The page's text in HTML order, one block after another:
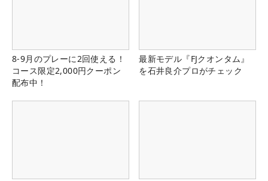
8-9月のプレーに2回使える！
コース限定2,000円クーポン
配布中！
最新モデル『FJクオンタム』
を石井良介プロがチェック